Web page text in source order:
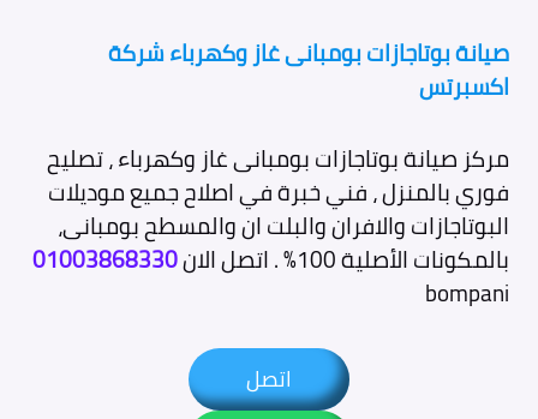
صيانة بوتاجازات بومبانى غاز وكهرباء شركة
اكسبرتس
مركز صيانة بوتاجازات بومبانى غاز وكهرباء ، تصليح
فوري بالمنزل ، فني خبرة في اصلاح جميع موديلات
البوتاجازات والافران والبلت ان والمسطح بومبانى،
بالمكونات الأصلية 100% . اتصل الان 01003868330
bompani
اتصل